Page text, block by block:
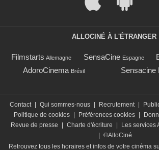
ALLOCINÉ À L'ÉTRANGER
Filmstarts Allemagne SensaCine Espagne
AdoroCinema Brésil Sensacine
Contact Qui sommes-nous Recrutement
Politique de cookies
Préférences cookies
Revue de presse
Charte d'écriture Les services
©AlloCiné
Retrouvez tous les horaires et infos de votre cinéma